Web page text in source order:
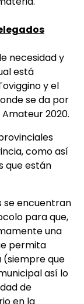
necesidad y
está
y el
se da por
2020.
como así
que están
se encuentran
para que,
una
permita
(siempre que
así lo
de
en la